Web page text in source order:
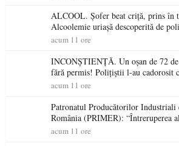
ALCOOL. Șofer beat criță, prins în
Alcoolemie uriașă descoperită de
acum 11 ore
INCONȘTIENȚĂ. Un oșan de 72
fără permis! Polițiștii l-au cadorosit
acum 11 ore
Patronatul Producătorilor Industriali
România (PRIMER): “Întreruperea
electrică a fabricilor de medicamente
acum 11 ore